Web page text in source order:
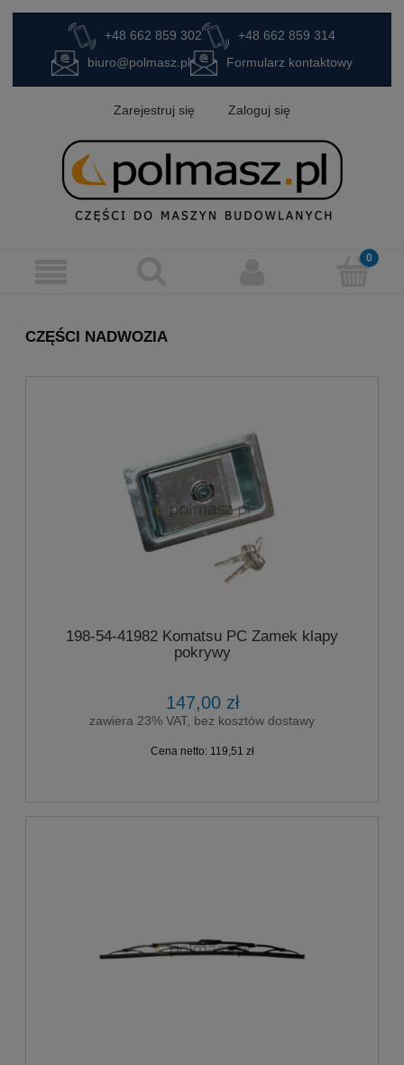
+48 662 859 302
+48 662 859 314
biuro@polmasz.pl
Formularz kontaktowy
Zarejestruj się Zaloguj się
CZĘŚCI NADWOZIA
198-54-41982 Komatsu PC Zamek klapy
pokrywy
147,00 zł
zawiera 23% VAT, bez kosztów dostawy
Cena netto: 119,51 zł